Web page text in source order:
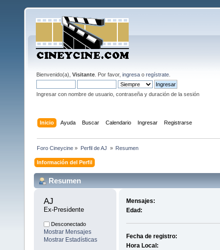
Bienvenido(a), Visitante . Por favor, ingresa o regístrate
Ingresar con nombre de usuario, contraseña y duración de la sesión
Inicio Ayuda Buscar Calendario Ingresar Registrarse
Foro Cineycine » Perfil de AJ » Resumen
Información del Perfil
Resumen
AJ
Ex-Presidente
Desconectado
Mostrar Mensajes
Mostrar Estadísticas
Mensajes:
Edad:
Fecha de registro:
Hora Local: